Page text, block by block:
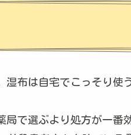
布は自宅でこっそり使う
局で選ぶより処方が一